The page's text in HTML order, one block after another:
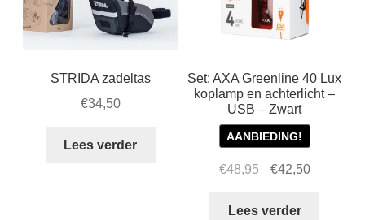
STRIDA zadeltas
€34,50
Lees verder
Set: AXA Greenline 40 Lux
koplamp en achterlicht –
USB – Zwart
AANBIEDING!
€48,95
Oorspronkelijke
was:
€42,50Huidige
Lees verder